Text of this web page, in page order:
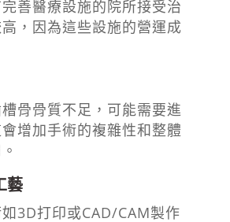
善醫療設施的院所接受治
，因為這些設施的營運成
骨骨質不足，可能需要進
增加手術的複雜性和整體
藝
3D打印或CAD/CAM製作